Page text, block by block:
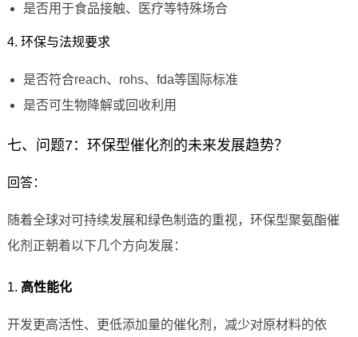
是否用于食品接触、医疗等特殊场合
4. 环保与法规要求
是否符合reach、rohs、fda等国际标准
是否可生物降解或回收利用
七、问题7：环保型催化剂的未来发展趋势？
回答：
随着全球对可持续发展和绿色制造的重视，环保型聚氨酯催
化剂正朝着以下几个方向发展：
1. 高性能化
开发更高活性、更低添加量的催化剂，减少对原材料的依